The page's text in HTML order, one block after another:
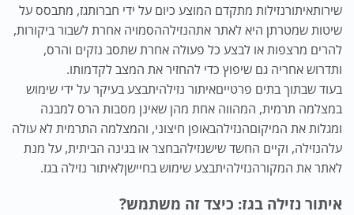
שירותאיתורנזילות מתקדם המוצע כיום על ידי חברותגז, מתבסס על
שיטות שמטרתן היא לאתר אתהנזילההסמויה אחרת לשבור ביקורות,
להרים מרצפות או לבצע כל פעולה אחרת שתסב נזקים והרס,
ותדרוש אחריה גם שיפוץ כדי להחזיר את המצב לקדמותו.
בעוד שבתוך בתים פרטייםאיתור נזילהיתבצע בעיקר על ידי שימוש
במצלמה תרמית, המהווה אחת מהן שאינן מסבות הרס למבנה
ומגלות את המיקוםהנזילהבאופן חיצוני, והמצלמה התרמית לא עולה
עלהנזילה, וקיים החשד שישנזילהבחצר או בגינה הביתית, על מנת
לאתר את המקורהנזילהיתבצע שימוש בחיישןלאיתור נזילה בגז.
איתור נזילה בגז: כיצד זה משתמש?